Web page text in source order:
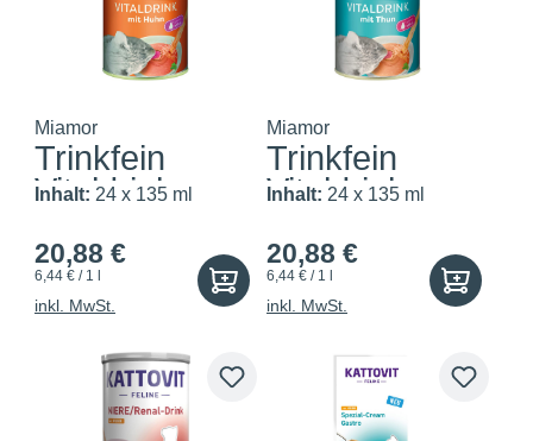
Miamor
Trinkfein
Vitaldrink
Inhalt: 24 x 135 ml
20,88 €
6,44 € / 1 l
inkl. MwSt.
Miamor
Trinkfein
Vitaldrink
Inhalt: 24 x 135 ml
20,88 €
6,44 € / 1 l
inkl. MwSt.